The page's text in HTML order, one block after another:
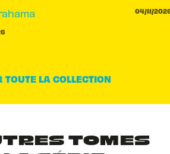
04/11/
TOUTE LA COLLECTION
TOMES